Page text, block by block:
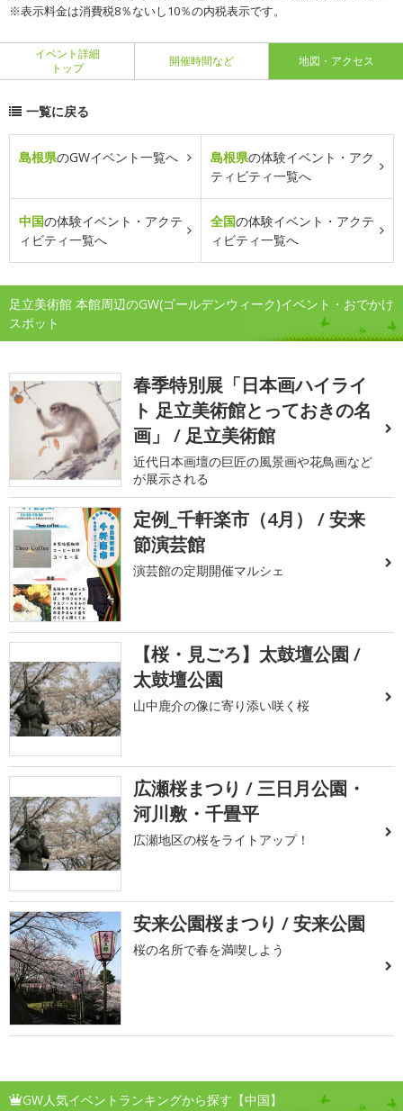
※表示料金は消費税8％ないし10％の内税表示です。
イベント詳細
トップ
開催時間など 地図・アクセス
一覧に戻る
島根県のGWイベント一覧へ 島根県の体験イベント・アク
ティビティ一覧へ
中国の体験イベント・アクテ
ィビティ一覧へ
全国の体験イベント・アクテ
ィビティ一覧へ
足立美術館 本館周辺のGW(ゴールデンウィーク)イベント・おでかけ
スポット
春季特別展「日本画ハイライ
ト 足立美術館とっておきの名
画」 / 足立美術館
近代日本画壇の巨匠の風景画や花鳥画など
が展示される
定例_千軒楽市（4月） / 安来
節演芸館
演芸館の定期開催マルシェ
【桜・見ごろ】太鼓壇公園 /
太鼓壇公園
山中鹿介の像に寄り添い咲く桜
広瀬桜まつり / 三日月公園・
河川敷・千畳平
広瀬地区の桜をライトアップ！
安来公園桜まつり / 安来公園
桜の名所で春を満喫しよう
GW人気イベントランキングから探す【中国】